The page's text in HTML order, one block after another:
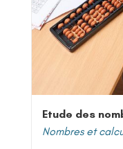
Etude des
Nombres et